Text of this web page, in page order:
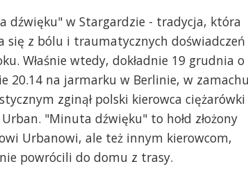
dźwięku" w Stargardzie - tradycja, która
się z bólu i traumatycznych doświadczeń
Właśnie wtedy, dokładnie 19 grudnia o
20.14 na jarmarku w Berlinie, w zamachu
zginął polski kierowca ciężarówki
"Minuta dźwięku" to hołd złożony
Urbanowi, ale też innym kierowcom,
powrócili do domu z trasy.